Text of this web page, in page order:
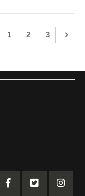
SeiteSie lesen gerade die
1 Seite
2 Seite
3 Seite